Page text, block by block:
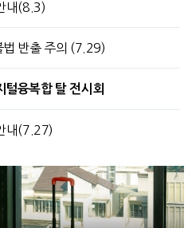
내(8.3)
법 반출 주의 (7.29)
털융복합 탈 전시회
내(7.27)